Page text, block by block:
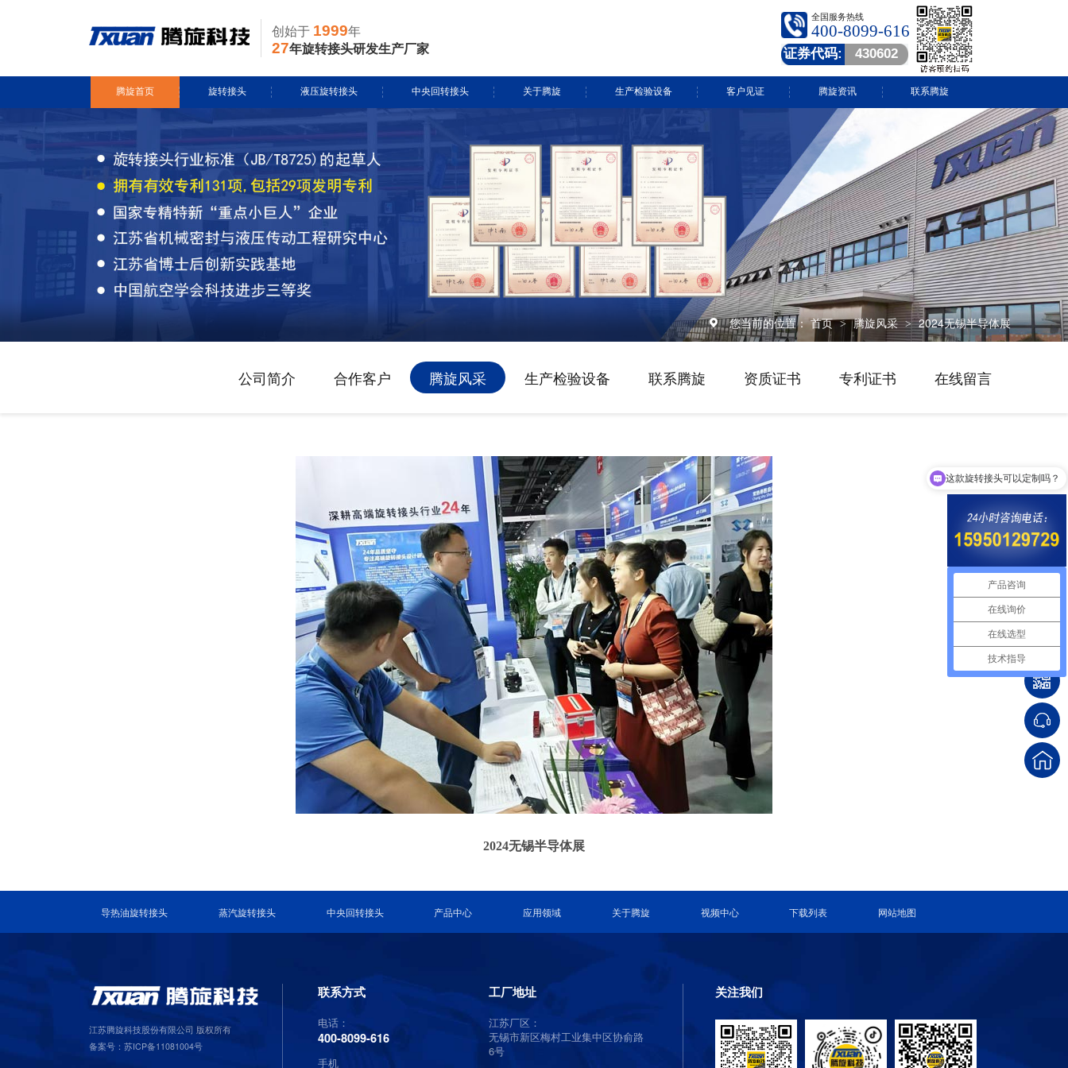
创始于 1999年
27年旋转接头研发生产厂家
全国服务热线
400-8099-616
证券代码: 430602
腾旋首页 旋转接头
水用旋转接头
导热油旋转接头
蒸汽旋转接头
气用旋转接头
液压旋转接头
风电液压滑环
多通路旋转接头定制
关节接头
中央回转接头
挖掘机旋转接头
履带吊旋转接头
盾构机旋转接头
消防车旋转接头
起重机旋转接头
属具旋转接头
关于腾旋
资质证书
专利证书
腾旋风采
生产检验设备
生产设备
检测设备
客户见证 腾旋资讯
腾旋快讯
技术中心
常见问答
行业动态
视频中心
联系腾旋
您当前的位置： 首页 > 腾旋风采 > 2024无锡半导体展
公司简介 合作客户 腾旋风采 生产检验设备 联系腾旋 资质证书 专利证书 在线留言
2024无锡半导体展
导热油旋转接头 蒸汽旋转接头 中央回转接头 产品中心 应用领域 关于腾旋 视频中心 下载列表 网站地图
江苏腾旋科技股份有限公司 版权所有
备案号：苏ICP备11081004号
联系方式
电话：
400-8099-616
手机
工厂地址
江苏厂区：
无锡市新区梅村工业集中区协俞路
6号
关注我们
产品咨询
在线询价
在线选型
技术指导
这款旋转接头可以定制吗？